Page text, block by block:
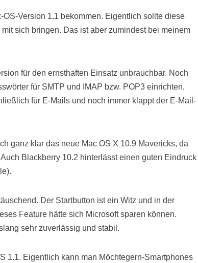
Version 1.1 bekommen. Eigentlich sollte diese
sich bringen. Das ist aber zumindest bei meinem
für den ernsthaften Einsatz unbrauchbar. Noch
für SMTP und IMAP bzw. POP3 einrichten,
für E-Mails und noch immer klappt der E-Mail-
ganz klar das neue Mac OS X 10.9 Mavericks, da
Blackberry 10.2 hinterlässt einen guten Eindruck
Der Startbutton ist ein Witz und in der
Feature hätte sich Microsoft sparen können.
sehr zuverlässig und stabil.
1.1. Eigentlich kann man Möchtegern-Smartphones